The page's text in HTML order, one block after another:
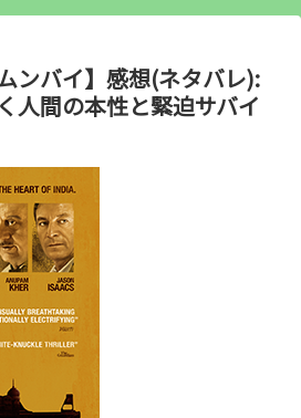
ンバイ】感想(ネタバレ):
人間の本性と緊迫サバイ